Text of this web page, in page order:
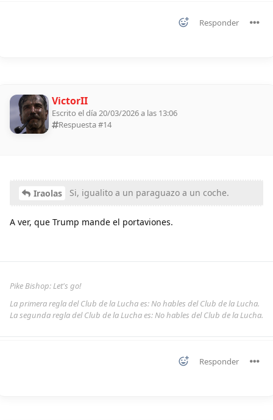
Responder
VictorII
Escrito el día 20/03/2026 a las 13:06
Respuesta #14
Iraolas Si, igualito a un paraguazo a un coche.
A ver, que Trump mande el portaviones.
Pike Bishop: Let's go!
La primera regla del Club de la Lucha es: No hables del Club de la Lucha.
La segunda regla del Club de la Lucha es: No hables del Club de la Lucha.
Responder